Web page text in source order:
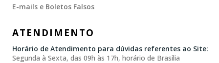
E-mails e Boletos Falsos
ATENDIMENTO
Horário de Atendimento para dúvidas referentes ao Site:
Segunda à Sexta, das 09h às 17h, horário de Brasilia